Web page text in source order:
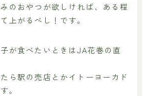
のおやつが欲しければ、ある程
上がるべし！です。
が食べたいときはJA花巻の直
ら駅の売店とかイトーヨーカド
。